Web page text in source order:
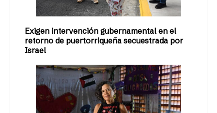
Exigen intervención gubernamental en el
retorno de puertorriqueña secuestrada por
Israel